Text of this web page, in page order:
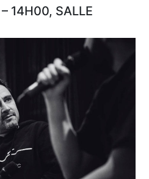
14H00, SALLE